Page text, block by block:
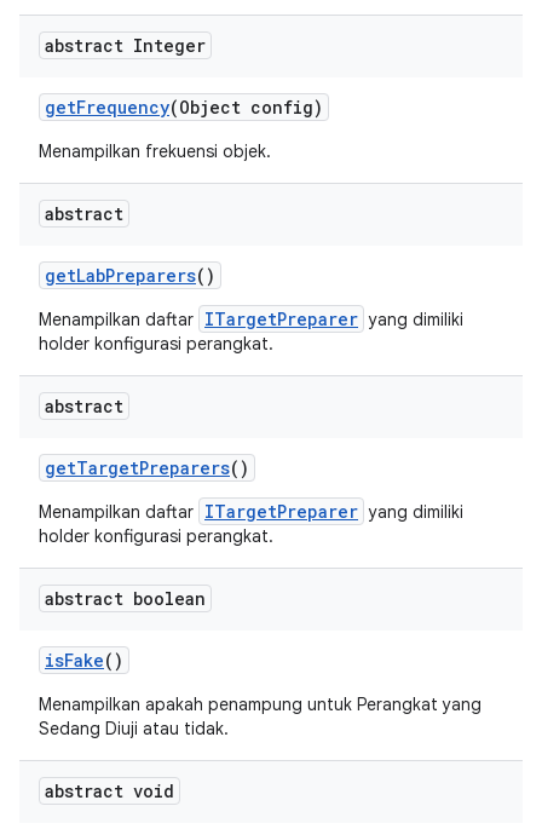
abstract Integer
getFrequency(Object config)
Menampilkan frekuensi objek.
abstract
getLabPreparers()
Menampilkan daftar ITargetPreparer yang dimiliki
holder konfigurasi perangkat.
abstract
getTargetPreparers()
Menampilkan daftar ITargetPreparer yang dimiliki
holder konfigurasi perangkat.
abstract boolean
isFake()
Menampilkan apakah penampung untuk Perangkat yang
Sedang Diuji atau tidak.
abstract void